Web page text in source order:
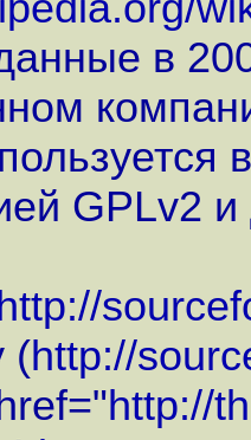
в
GPLv2
(http://
http://